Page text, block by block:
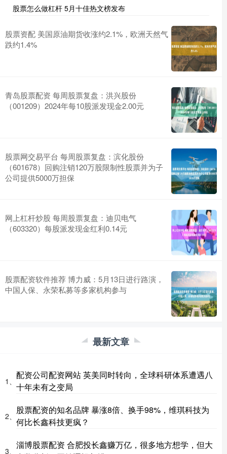
股票怎么做杠杆 5月十佳热文榜发布
股票资配 美国原油期货收涨约2.1%，欧洲天然气
跌约1.4%
青岛股票配资 每周股票复盘：洪兴股份
（001209）2024年每10股派发现金2.00元
股票网交易平台 每周股票复盘：滨化股份
（601678）回购注销120万股限制性股票并为子
公司提供5000万担保
网上杠杆炒股 每周股票复盘：迪贝电气
（603320）每股派发现金红利0.14元
股票配资软件推荐 博力威：5月13日进行路演，
中国人保、永荣私募等多家机构参与
最新文章
1、
配资公司配资网站 英美同时转向，全球科研体系遭遇八
十年未有之变局
2、
股票配资的知名品牌 暴涨8倍、换手98%，维琪科技为
何比长鑫科技更疯？
3、
淄博股票配资 合肥投长鑫赚万亿，很多地方想学，但大